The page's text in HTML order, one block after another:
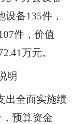
设备135件，
件，价值
万元。
明
出全面实施绩
预算资金